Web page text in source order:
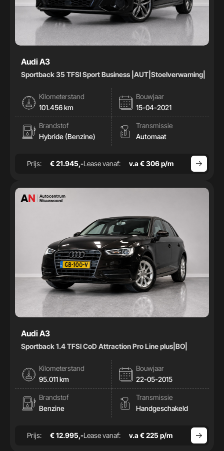
Audi A3
Sportback 35 TFSI Sport Business |AUT|Stoelverwaming|
Kilometerstand
101.456 km
Bouwjaar
15-04-2021
Brandstof
Hybride (Benzine)
Transmissie
Automaat
Prijs: € 21.945,-Lease vanaf: v.a € 306 p/m
Audi A3
Sportback 1.4 TFSI CoD Attraction Pro Line plus|BO|
Kilometerstand
95.011 km
Bouwjaar
22-05-2015
Brandstof
Benzine
Transmissie
Handgeschakeld
Prijs: € 12.995,-Lease vanaf: v.a € 225 p/m